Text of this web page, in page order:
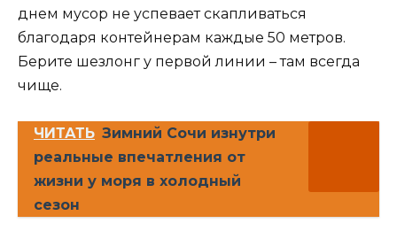
днем мусор не успевает скапливаться
благодаря контейнерам каждые 50 метров.
Берите шезлонг у первой линии – там всегда
чище.
ЧИТАТЬ Зимний Сочи изнутри
реальные впечатления от
жизни у моря в холодный
сезон